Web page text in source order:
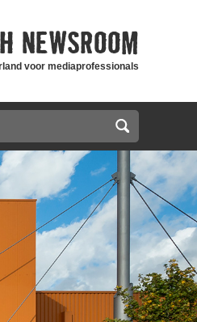
NEWSROOM
voor mediaprofessionals